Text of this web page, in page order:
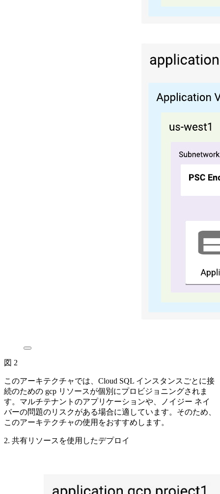
図 2
このアーキテクチャでは、Cloud SQL インスタンスごとに接
続のための gcp リソースが個別にプロビジョニングされま
す。マルチテナントのアプリケーションや、ノイジー ネイ
バーの問題のリスクがある場合に適しています。そのため、
このアーキテクチャの使用をおすすめします。
2. 共有リソースを使用したデプロイ